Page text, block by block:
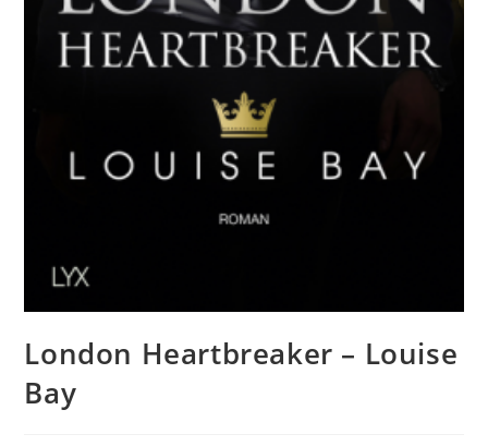
London Heartbreaker – Louise
Bay